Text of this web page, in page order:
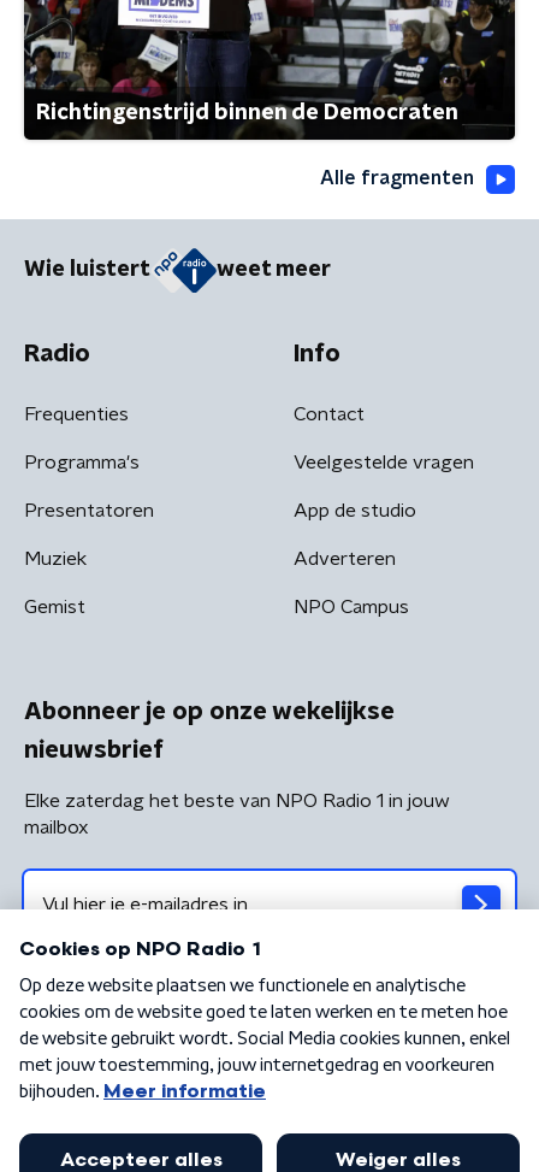
Richtingenstrijd binnen de Democraten
Alle fragmenten
Wie luistert weet meer
Radio
Frequenties
Programma's
Presentatoren
Muziek
Gemist
Info
Contact
Veelgestelde vragen
App de studio
Adverteren
NPO Campus
Abonneer je op onze wekelijkse
nieuwsbrief
Elke zaterdag het beste van NPO Radio 1 in jouw
mailbox
Algemene voorwaarden